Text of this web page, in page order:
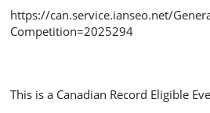
https://can.service.ianseo.net/
Competition=2025294
This is a Canadian Record Eligible